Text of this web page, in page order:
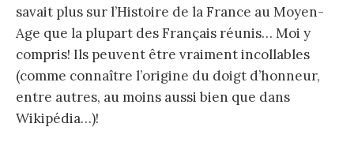
savait plus sur l’Histoire de la France au Moyen-
Age que la plupart des Français réunis… Moi y
compris! Ils peuvent être vraiment incollables
(comme connaître l’origine du doigt d’honneur,
entre autres, au moins aussi bien que dans
Wikipédia…)!